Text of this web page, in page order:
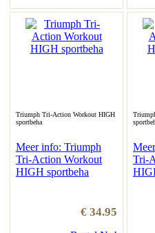
Triumph Tri-Action Workout HIGH
sportbeha
Meer info: Triumph
Tri-Action Workout
HIGH sportbeha
€ 34.95
Tri-